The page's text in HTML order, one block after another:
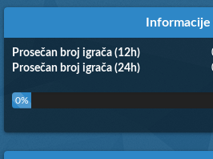
Prosečan broj igrača (12h)
Prosečan broj igrača (24h)
0%